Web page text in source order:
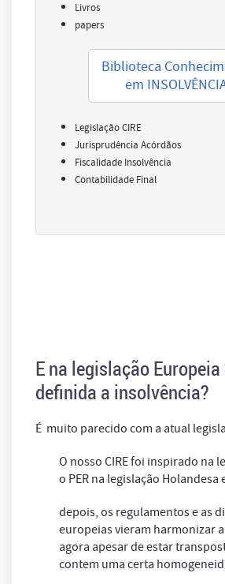
Livros
papers
Biblioteca
em
Legislação CIRE
Jurisprudência Acórdãos
Fiscalidade Insolvência
Contabilidade Final
E na legislação
definida a insolvência?
É muito parecido com a atual
O nosso CIRE foi inspirado na
o PER na legislação Holandesa
depois, os regulamentos e as
europeias vieram harmonizar
agora apesar de estar
contem uma certa